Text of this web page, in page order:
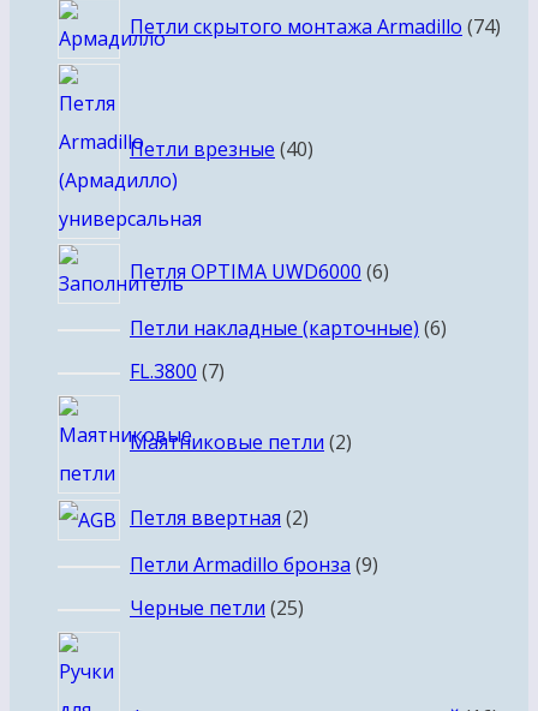
Петли скрытого монтажа Armadillo 7474
Петли врезные 40
Петля OPTIMA UWD6000 66
Петли накладные (карточные) 66
FL.3800 77
Маятниковые петли 2товара
Петля ввертная 22
товара
Петли Armadillo бронза 99
Черные петли 2525